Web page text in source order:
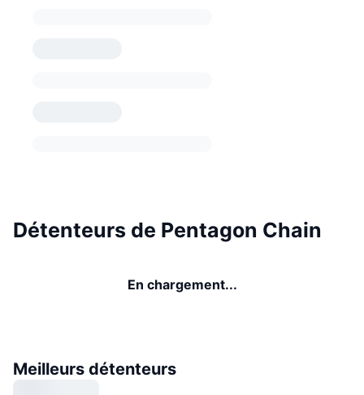
Détenteurs de Pentagon Chain
En chargement...
Meilleurs détenteurs